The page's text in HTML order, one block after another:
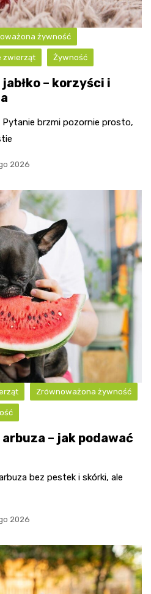
żywność
zwierząt Żywność
– korzyści i
Pytanie brzmi pozornie prosto,
2026
Zrównoważona żywność
– jak podawać
bez pestek i skórki, ale
2026